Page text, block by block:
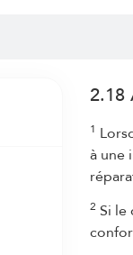
2.18
1
à une
2 Si le